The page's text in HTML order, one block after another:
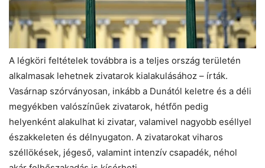
A légköri feltételek továbbra is a teljes ország területén
alkalmasak lehetnek zivatarok kialakulásához – írták.
Vasárnap szórványosan, inkább a Dunától keletre és a déli
megyékben valószínűek zivatarok, hétfőn pedig
helyenként alakulhat ki zivatar, valamivel nagyobb eséllyel
északkeleten és délnyugaton. A zivatarokat viharos
széllökések, jégeső, valamint intenzív csapadék, néhol